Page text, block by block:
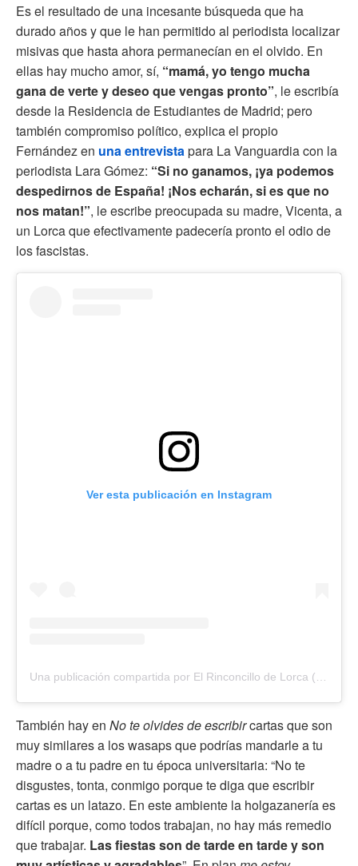
Es el resultado de una incesante búsqueda que ha
durado años y que le han permitido al periodista localizar
misivas que hasta ahora permanecían en el olvido. En
ellas hay mucho amor, sí, “mamá, yo tengo mucha
gana de verte y deseo que vengas pronto”, le escribía
desde la Residencia de Estudiantes de Madrid; pero
también compromiso político, explica el propio
Fernández en una entrevistapara La Vanguardia con la
periodista Lara Gómez: “Si no ganamos, ¡ya podemos
despedirnos de España! ¡Nos echarán, si es que no
nos matan!”, le escribe preocupada su madre, Vicenta, a
un Lorca que efectivamente padecería pronto el odio de
los fascistas.
Ver esta publicación en Instagram
También hay en No te olvides de escribircartas que son
muy similares a los wasaps que podrías mandarle a tu
madre o a tu padre en tu época universitaria: “No te
disgustes, tonta, conmigo porque te diga que escribir
cartas es un latazo. En este ambiente la holgazanería es
difícil porque, como todos trabajan, no hay más remedio
que trabajar. Las fiestas son de tarde en tarde y son